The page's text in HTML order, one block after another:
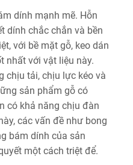
dính mạnh mẽ. Hỗn
dính chắc chắn và bền
với bề mặt gỗ, keo dán
nhất với vật liệu này.
chịu tải, chịu lực kéo và
sản phẩm gỗ có
có khả năng chịu đàn
các vấn đề như bong
bám dính của sản
một cách triệt để.